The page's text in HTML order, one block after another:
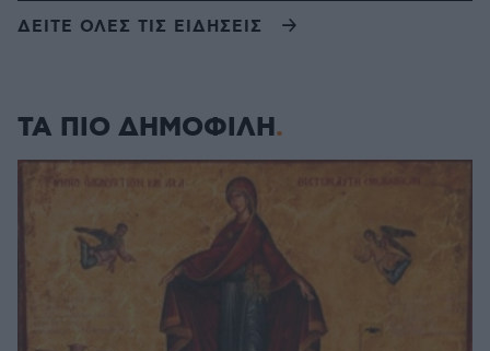
ΔΕΙΤΕ ΟΛΕΣ ΤΙΣ ΕΙΔΗΣΕΙΣ
ΤΑ ΠΙΟ ΔΗΜΟΦΙΛΗ